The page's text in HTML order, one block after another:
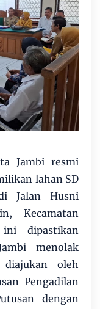
Jambi resmi
lahan SD
Jalan Husni
Kecamatan
ini dipastikan
menolak
oleh
Pengadilan
dengan